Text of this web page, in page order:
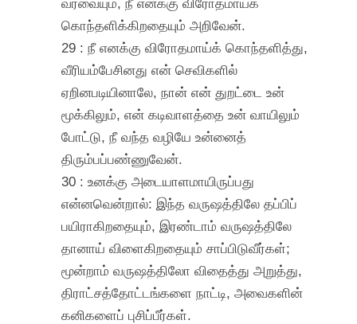
கொந்தளிக்கிறதையும் அறிவேன்.
29 : நீ எனக்கு விரோதமாய்க் கொந்தளித்து,
வீரியம்பேசினது என் செவிகளில்
ஏறினபடியினாலே, நான் என் துறட்டை உன்
மூக்கிலும், என் கடிவாளத்தை உன் வாயிலும்
போட்டு, நீ வந்த வழியே உன்னைத்
திரும்பப்பண்ணுவேன்.
30 : உனக்கு அடையாளமாயிருப்பது
என்னவென்றால்: இந்த வருஷத்திலே தப்பிப்
பயிராகிறதையும், இரண்டாம் வருஷத்திலே
தானாய் விளைகிறதையும் சாப்பிடுவீர்கள்;
மூன்றாம் வருஷத்திலோ விதைத்து அறுத்து,
திராட்சத்தோட்டங்களை நாட்டி, அவைகளின்
கனிகளைப் புசிப்பீர்கள்.